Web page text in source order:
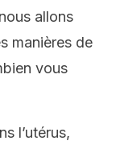
allons
manières de
vous
l’utérus,